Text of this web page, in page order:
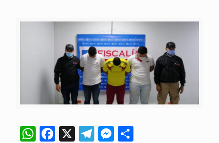
WhatsApp
Facebook
X Telegram
Messenger